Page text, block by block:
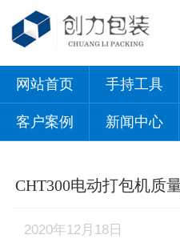
网站首页 手持工具
客户案例 新闻中心
CHT300电动打包机质
2020年12月18日